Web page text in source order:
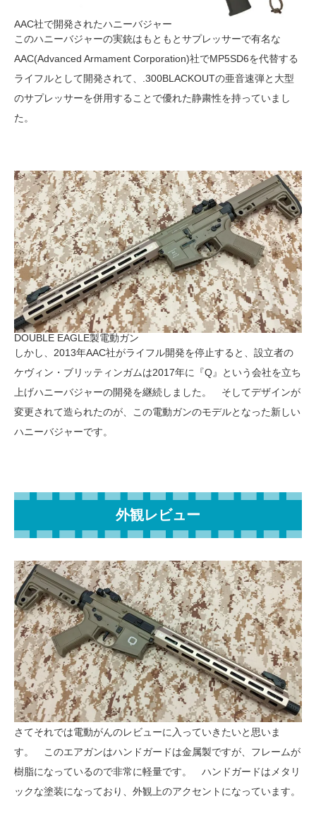
AAC社で開発されたハニーバジャー
このハニーバジャーの実銃はもともとサプレッサーで有名な
AAC(Advanced Armament Corporation)社でMP5SD6を代替する
ライフルとして開発されて、.300BLACKOUTの亜音速弾と大型
のサプレッサーを併用することで優れた静粛性を持っていまし
た。
DOUBLE EAGLE製電動ガン
しかし、2013年AAC社がライフル開発を停止すると、設立者の
ケヴィン・ブリッティンガムは2017年に『Q』という会社を立ち
上げハニーバジャーの開発を継続しました。 そしてデザインが
変更されて造られたのが、この電動ガンのモデルとなった新しい
ハニーバジャーです。
外観レビュー
さてそれでは電動がんのレビューに入っていきたいと思いま
す。 このエアガンはハンドガードは金属製ですが、フレームが
樹脂になっているので非常に軽量です。 ハンドガードはメタリ
ックな塗装になっており、外観上のアクセントになっています。